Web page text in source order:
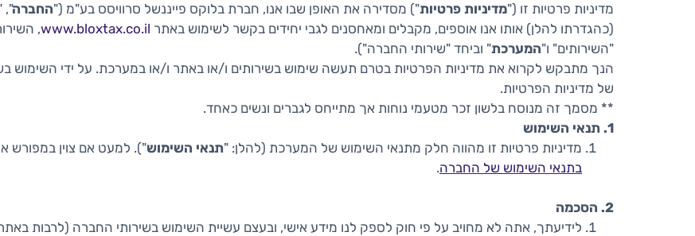
מדיניות פרטיות זו ("מדיניות פרטיות") מסדירה את האופן שבו אנו, חברת בלוקס פייננשל סרוויסס בע"מ ("החברה"
(כהגדרתו להלן) אותו אנו אוספים, מקבלים ומאחסנים לגבי יחידים בקשר לשימוש באתר www.bloxtax.co.il
,
"השירותים" ו"המערכת" וביחד "שירותי החברה").
הנך מתבקש לקרוא את מדיניות הפרטיות בטרם תעשה שימוש בשירותים ו/או באתר ו/או במערכת. על ידי השימוש
של מדיניות הפרטיות.
** מסמך זה מנוסח בלשון זכר מטעמי נוחות אך מתייחס לגברים ונשים כאחד.
1. תנאי השימוש
מדיניות פרטיות זו מהווה חלק מתנאי השימוש של המערכת (להלן: "תנאי השימוש"). למעט אם צוין במפורש
בתנאי השימוש של החברה.
2. הסכמה
לידיעתך, אתה לא מחויב על פי חוק לספק לנו מידע אישי, ובעצם עשיית השימוש בשירותי החברה (לרבות